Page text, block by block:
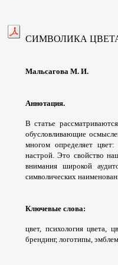
СИМВОЛИКА
Мальсагова М. И.
Аннотация.
В статье
обусловливающие
многом определяет
настрой. Это свойство
внимания широкой
символических
Ключевые слова:
цвет, психология цвета,
брендинг, логотипы,